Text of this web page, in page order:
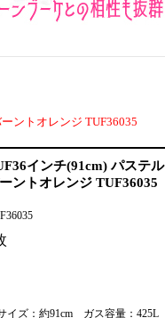
ントオレンジ TUF36035
インチ(91cm) パステル
ントオレンジ TUF36035
イズ：約91cm ガス容量：425L